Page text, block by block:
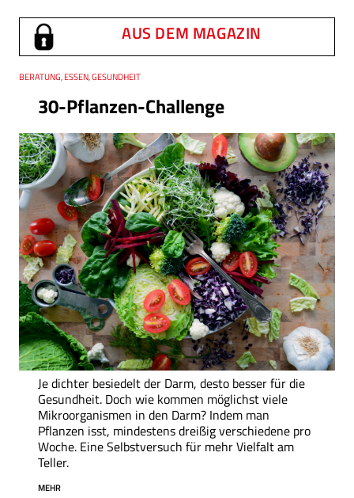
AUS DEM MAGAZIN
30-Pflanzen-Challenge
Thema
BERATUNG, ESSEN, GESUNDHEIT
Je dichter besiedelt der Darm, desto besser für die
Gesundheit. Doch wie kommen möglichst viele
Mikroorganismen in den Darm? Indem man
Pflanzen isst, mindestens dreißig verschiedene pro
Woche. Eine Selbstversuch für mehr Vielfalt am
Teller.
MEHR